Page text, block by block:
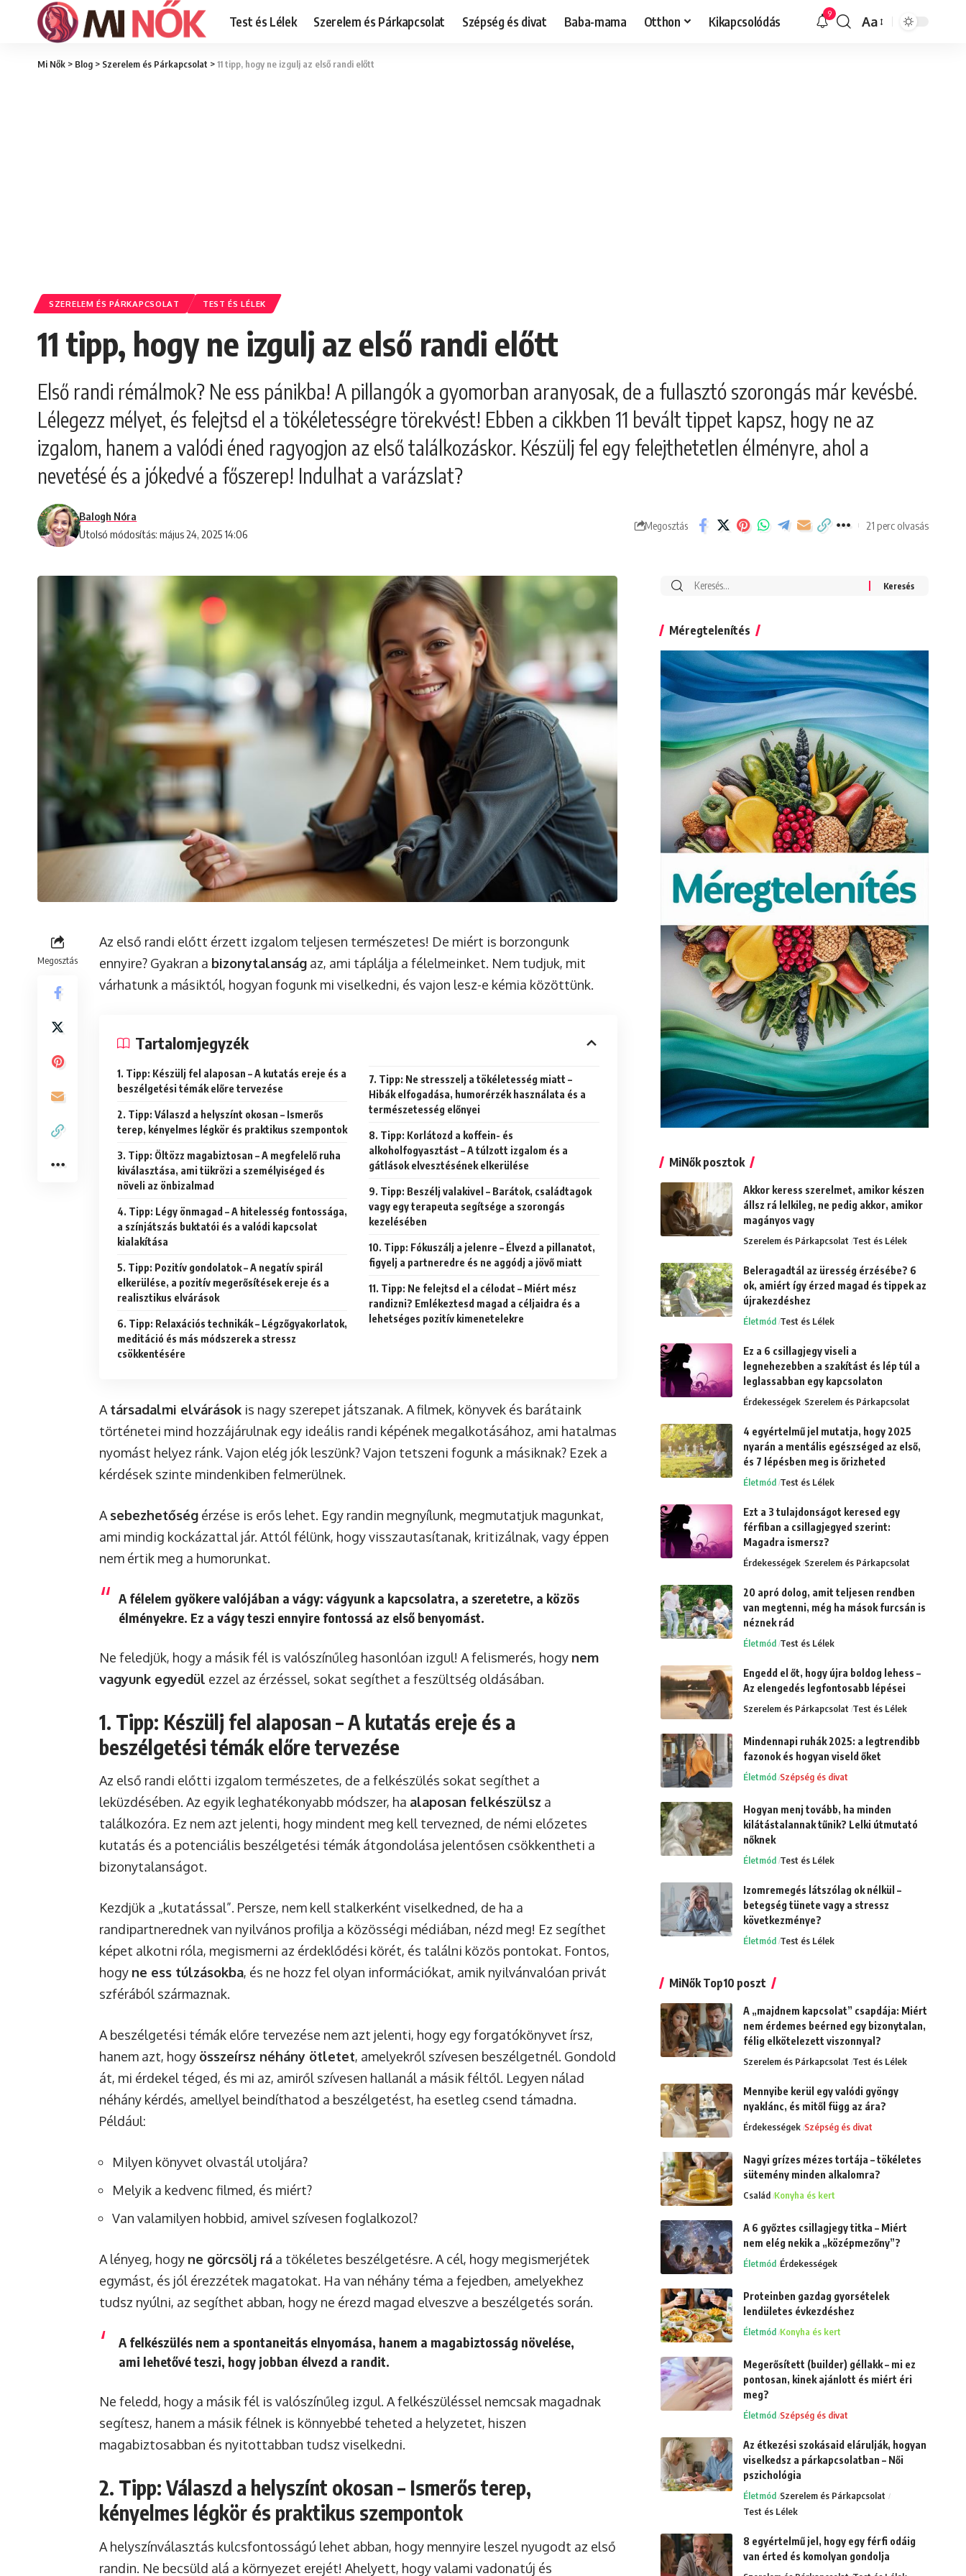
Test és Lélek Szerelem és Párkapcsolat Szépség és divat Baba-mama Otthon Kikapcsolódás 9
Font
Aa
Mi Nők > Blog > Szerelem és Párkapcsolat >11 tipp, hogy ne izgulj az első randi előtt
SZERELEM ÉS PÁRKAPCSOLAT TEST ÉS LÉLEK
11 tipp, hogy ne izgulj az első randi előtt
Első randi rémálmok? Ne ess pánikba! A pillangók a gyomorban aranyosak, de a fullasztó szorongás már kevésbé.
Lélegezz mélyet, és felejtsd el a tökéletességre törekvést! Ebben a cikkben 11 bevált tippet kapsz, hogy ne az
izgalom, hanem a valódi éned ragyogjon az első találkozáskor. Készülj fel egy felejthetetlen élményre, ahol a
nevetésé és a jókedvé a főszerep! Indulhat a varázslat?
Utolsó módosítás: május 24, 2025 14:06
Balogh Nóra
Megosztás 21 perc olvasás
Megosztás
Az első randi előtt érzett izgalom teljesen természetes! De miért is borzongunk
ennyire? Gyakran a bizonytalanság az, ami táplálja a félelmeinket. Nem tudjuk, mit
várhatunk a másiktól, hogyan fogunk mi viselkedni, és vajon lesz-e kémia közöttünk.
Tartalomjegyzék
1. Tipp: Készülj fel alaposan – A kutatás ereje és a
beszélgetési témák előre tervezése
2. Tipp: Válaszd a helyszínt okosan – Ismerős
terep, kényelmes légkör és praktikus szempontok
3. Tipp: Öltözz magabiztosan – A megfelelő ruha
kiválasztása, ami tükrözi a személyiséged és
növeli az önbizalmad
4. Tipp: Légy önmagad – A hitelesség fontossága,
a színjátszás buktatói és a valódi kapcsolat
kialakítása
5. Tipp: Pozitív gondolatok – A negatív spirál
elkerülése, a pozitív megerősítések ereje és a
realisztikus elvárások
6. Tipp: Relaxációs technikák – Légzőgyakorlatok,
meditáció és más módszerek a stressz
csökkentésére
7. Tipp: Ne stresszelj a tökéletesség miatt –
Hibák elfogadása, humorérzék használata és a
természetesség előnyei
8. Tipp: Korlátozd a koffein- és
alkoholfogyasztást – A túlzott izgalom és a
gátlások elvesztésének elkerülése
9. Tipp: Beszélj valakivel – Barátok, családtagok
vagy egy terapeuta segítsége a szorongás
kezelésében
10. Tipp: Fókuszálj a jelenre – Élvezd a pillanatot,
figyelj a partneredre és ne aggódj a jövő miatt
11. Tipp: Ne felejtsd el a célodat – Miért mész
randizni? Emlékeztesd magad a céljaidra és a
lehetséges pozitív kimenetelekre
A társadalmi elvárások is nagy szerepet játszanak. A filmek, könyvek és barátaink
történetei mind hozzájárulnak egy ideális randi képének megalkotásához, ami hatalmas
nyomást helyez ránk. Vajon elég jók leszünk? Vajon tetszeni fogunk a másiknak? Ezek a
kérdések szinte mindenkiben felmerülnek.
A sebezhetőség érzése is erős lehet. Egy randin megnyílunk, megmutatjuk magunkat,
ami mindig kockázattal jár. Attól félünk, hogy visszautasítanak, kritizálnak, vagy éppen
nem értik meg a humorunkat.
A félelem gyökere valójában a vágy: vágyunk a kapcsolatra, a szeretetre, a közös
élményekre. Ez a vágy teszi ennyire fontossá az első benyomást.
Ne feledjük, hogy a másik fél is valószínűleg hasonlóan izgul! A felismerés, hogy nem
vagyunk egyedül ezzel az érzéssel, sokat segíthet a feszültség oldásában.
1. Tipp: Készülj fel alaposan – A kutatás ereje és a
beszélgetési témák előre tervezése
Az első randi előtti izgalom természetes, de a felkészülés sokat segíthet a
leküzdésében. Az egyik leghatékonyabb módszer, ha alaposan felkészülsz a
találkozóra. Ez nem azt jelenti, hogy mindent meg kell tervezned, de némi előzetes
kutatás és a potenciális beszélgetési témák átgondolása jelentősen csökkentheti a
bizonytalanságot.
Kezdjük a „kutatással”. Persze, nem kell stalkerként viselkedned, de ha a
randipartnerednek van nyilvános profilja a közösségi médiában, nézd meg! Ez segíthet
képet alkotni róla, megismerni az érdeklődési körét, és találni közös pontokat. Fontos,
hogy ne ess túlzásokba, és ne hozz fel olyan információkat, amik nyilvánvalóan privát
szférából származnak.
A beszélgetési témák előre tervezése nem azt jelenti, hogy egy forgatókönyvet írsz,
hanem azt, hogy összeírsz néhány ötletet, amelyekről szívesen beszélgetnél. Gondold
át, mi érdekel téged, és mi az, amiről szívesen hallanál a másik féltől. Legyen nálad
néhány kérdés, amellyel beindíthatod a beszélgetést, ha esetleg csend támadna.
Például:
Milyen könyvet olvastál utoljára?
Melyik a kedvenc filmed, és miért?
Van valamilyen hobbid, amivel szívesen foglalkozol?
A lényeg, hogy ne görcsölj rá a tökéletes beszélgetésre. A cél, hogy megismerjétek
egymást, és jól érezzétek magatokat. Ha van néhány téma a fejedben, amelyekhez
tudsz nyúlni, az segíthet abban, hogy ne érezd magad elveszve a beszélgetés során.
A felkészülés nem a spontaneitás elnyomása, hanem a magabiztosság növelése,
ami lehetővé teszi, hogy jobban élvezd a randit.
Ne feledd, hogy a másik fél is valószínűleg izgul. A felkészüléssel nemcsak magadnak
segítesz, hanem a másik félnek is könnyebbé teheted a helyzetet, hiszen
magabiztosabban és nyitottabban tudsz viselkedni.
2. Tipp: Válaszd a helyszínt okosan – Ismerős terep,
kényelmes légkör és praktikus szempontok
A helyszínválasztás kulcsfontosságú lehet abban, hogy mennyire leszel nyugodt az első
randin. Ne becsüld alá a környezet erejét! Ahelyett, hogy valami vadonatúj és
Search
Méregtelenítés
MiNők posztok
Akkor keress szerelmet, amikor készen
állsz rá lelkileg, ne pedig akkor, amikor
magányos vagy
Szerelem és Párkapcsolat Test és Lélek
Beleragadtál az üresség érzésébe? 6
ok, amiért így érzed magad és tippek az
újrakezdéshez
Életmód Test és Lélek
Ez a 6 csillagjegy viseli a
legnehezebben a szakítást és lép túl a
leglassabban egy kapcsolaton
Érdekességek Szerelem és Párkapcsolat
4 egyértelmű jel mutatja, hogy 2025
nyarán a mentális egészséged az első,
és 7 lépésben meg is őrizheted
Életmód Test és Lélek
Ezt a 3 tulajdonságot keresed egy
férfiban a csillagjegyed szerint:
Magadra ismersz?
Érdekességek Szerelem és Párkapcsolat
20 apró dolog, amit teljesen rendben
van megtenni, még ha mások furcsán is
néznek rád
Életmód Test és Lélek
Engedd el őt, hogy újra boldog lehess –
Az elengedés legfontosabb lépései
Szerelem és Párkapcsolat Test és Lélek
Mindennapi ruhák 2025: a legtrendibb
fazonok és hogyan viseld őket
Életmód Szépség és divat
Hogyan menj tovább, ha minden
kilátástalannak tűnik? Lelki útmutató
nőknek
Életmód Test és Lélek
Izomremegés látszólag ok nélkül –
betegség tünete vagy a stressz
következménye?
Életmód Test és Lélek
MiNők Top10 poszt
A „majdnem kapcsolat” csapdája: Miért
nem érdemes beérned egy bizonytalan,
félig elkötelezett viszonnyal?
Szerelem és Párkapcsolat Test és Lélek
Mennyibe kerül egy valódi gyöngy
nyaklánc, és mitől függ az ára?
Érdekességek Szépség és divat
Nagyi grízes mézes tortája – tökéletes
sütemény minden alkalomra?
Család Konyha és kert
A 6 győztes csillagjegy titka – Miért
nem elég nekik a „középmezőny”?
Életmód Érdekességek
Proteinben gazdag gyorsételek
lendületes évkezdéshez
Életmód Konyha és kert
Megerősített (builder) géllakk – mi ez
pontosan, kinek ajánlott és miért éri
meg?
Életmód Szépség és divat
Az étkezési szokásaid elárulják, hogyan
viselkedsz a párkapcsolatban – Női
pszichológia
Életmód Szerelem és Párkapcsolat
Test és Lélek
8 egyértelmű jel, hogy egy férfi odáig
van érted és komolyan gondolja